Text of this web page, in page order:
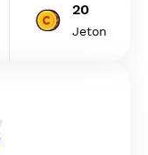
20
Jeton